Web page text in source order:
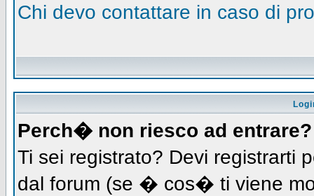
Chi devo contattare in caso di
Perch� non riesco ad entrare?
Ti sei registrato? Devi registrarti
dal forum (se � cos� ti viene